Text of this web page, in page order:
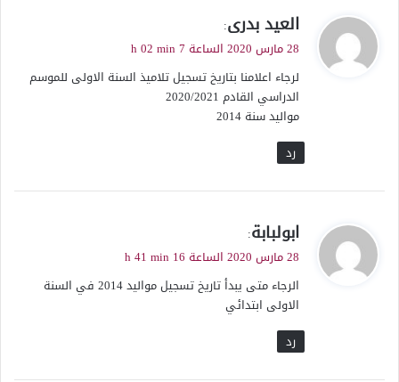
ي
ق
ل
العيد بدرى:
28 مارس 2020 الساعة 7 h 02 min
لرجاء اعلامنا بتاريخ تسجيل تلاميذ السنة الاولى للموسم
الدراسي القادم 2020/2021
مواليد سنة 2014
رد
ي
ق
ل
ابولبابة:
28 مارس 2020 الساعة 16 h 41 min
الرجاء متى يبدأ تاريخ تسجيل مواليد 2014 في السنة
الاولى ابتدائي
رد